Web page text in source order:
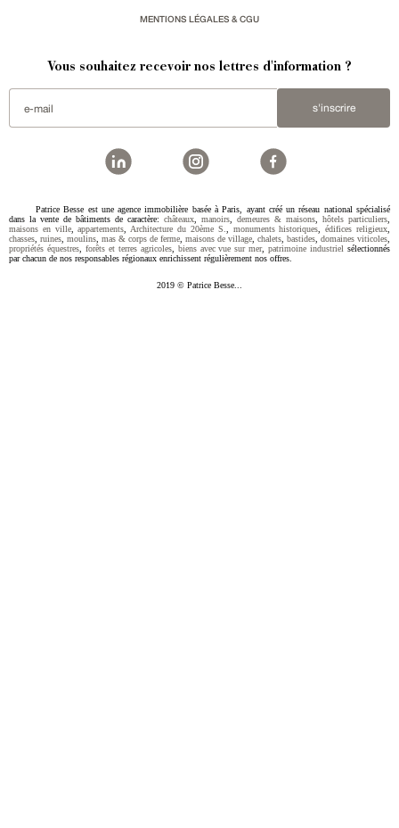
MENTIONS LÉGALES & CGU
Vous souhaitez recevoir nos lettres d'information ?
s'inscrire
Patrice Besse est une agence immobilière basée à Paris, ayant créé un réseau national spécialisé
dans la vente de bâtiments de caractère: châteaux, manoirs, demeures & maisons, hôtels particuliers,
maisons en ville,appartements,Architecture du 20ème S., monuments historiques,édifices religieux,
chasses, ruines, moulins, mas & corps de ferme, maisons de village, chalets, bastides, domaines viticoles,
propriétés équestres, forêts et terres agricoles, biens avec vue sur mer,patrimoine industriel sélectionnés
par chacun de nos responsables régionaux enrichissent régulièrement nos offres.
2019 © Patrice Besse...